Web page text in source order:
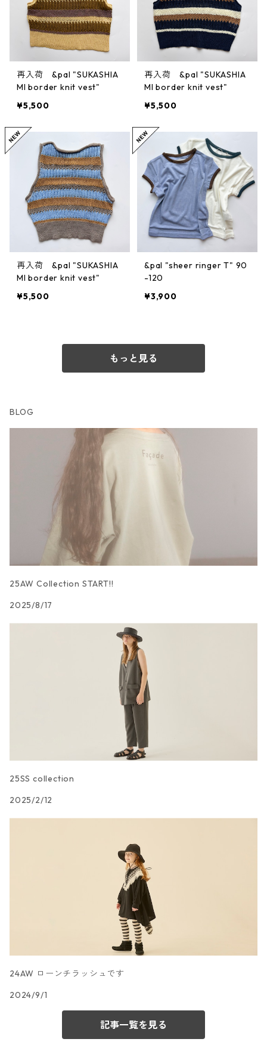
再入荷 &pal "SUKASHIA
MI border knit vest"
¥5,500
再入荷 &pal "SUKASHIA
MI border knit vest"
¥5,500
再入荷 &pal "SUKASHIA
MI border knit vest"
¥5,500
&pal "sheer ringer T" 90
-120
¥3,900
もっと見る
BLOG
25AW Collection START!!
2025/8/17
25SS collection
2025/2/12
24AW ローンチラッシュです
2024/9/1
記事一覧を見る